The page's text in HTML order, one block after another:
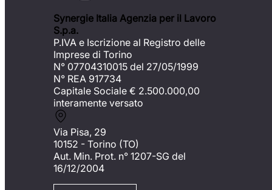
Synergie Italia Agenzia per il Lavoro
S.p.a.
P.IVA e Iscrizione al Registro delle
Imprese di Torino
N° 07704310015 del 27/05/1999
N° REA 917734
Capitale Sociale € 2.500.000,00
interamente versato
Via Pisa, 29
10152 - Torino (TO)
Aut. Min. Prot. n° 1207-SG del
16/12/2004